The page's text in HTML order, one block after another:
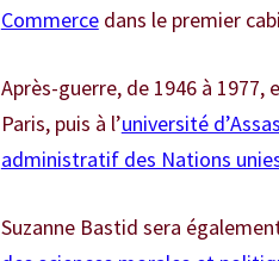
Commercedans le premier
Après-guerre, de 1946 à
Paris, puis à l’université d’Assas
administratif des Nations
Suzanne Bastid sera